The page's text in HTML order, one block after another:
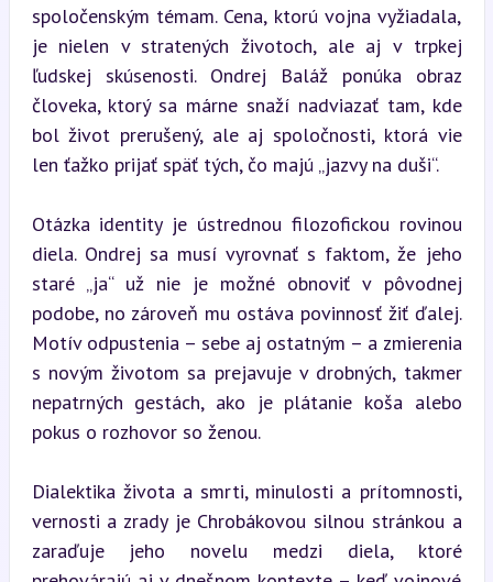
spoločenským témam. Cena, ktorú vojna vyžiadala,
je nielen v stratených životoch, ale aj v trpkej
ľudskej skúsenosti. Ondrej Baláž ponúka obraz
človeka, ktorý sa márne snaží nadviazať tam, kde
bol život prerušený, ale aj spoločnosti, ktorá vie
len ťažko prijať späť tých, čo majú „jazvy na duši“.
Otázka identity je ústrednou filozofickou rovinou
diela. Ondrej sa musí vyrovnať s faktom, že jeho
staré „ja“ už nie je možné obnoviť v pôvodnej
podobe, no zároveň mu ostáva povinnosť žiť ďalej.
Motív odpustenia – sebe aj ostatným – a zmierenia
s novým životom sa prejavuje v drobných, takmer
nepatrných gestách, ako je plátanie koša alebo
pokus o rozhovor so ženou.
Dialektika života a smrti, minulosti a prítomnosti,
vernosti a zrady je Chrobákovou silnou stránkou a
zaraďuje jeho novelu medzi diela, ktoré